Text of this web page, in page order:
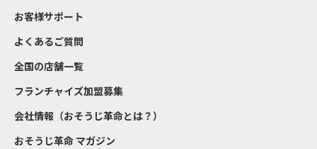
お客様サポート
よくあるご質問
全国の店舗一覧
フランチャイズ加盟募集
会社情報（おそうじ革命とは？）
おそうじ革命 マガジン